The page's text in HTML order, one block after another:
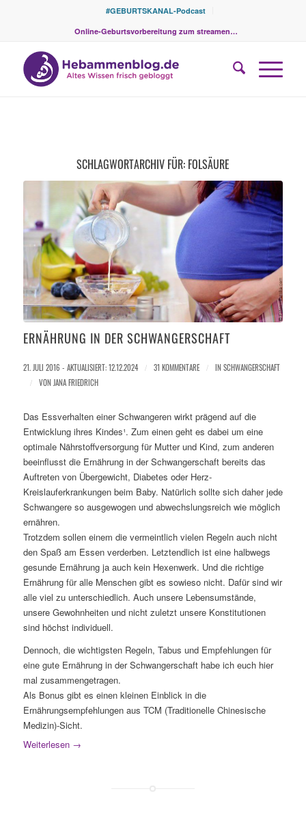
#GEBURTSKANAL-Podcast
Online-Geburtsvorbereitung zum streamen…
SCHLAGWORTARCHIV FÜR: FOLSÄURE
ERNÄHRUNG IN DER SCHWANGERSCHAFT
21. JULI 2016 - AKTUALISIERT: 12.12.2024 / 31 KOMMENTARE / IN SCHWANGERSCHAFT
/
VON JANA FRIEDRICH
Das Essverhalten einer Schwangeren wirkt prägend auf die
Entwicklung ihres Kindes¹. Zum einen geht es dabei um eine
optimale Nährstoffversorgung für Mutter und Kind, zum anderen
beeinflusst die Ernährung in der Schwangerschaft bereits das
Auftreten von Übergewicht, Diabetes oder Herz-
Kreislauferkrankungen beim Baby. Natürlich sollte sich daher jede
Schwangere so ausgewogen und abwechslungsreich wie möglich
ernähren.
Trotzdem sollen einem die vermeintlich vielen Regeln auch nicht
den Spaß am Essen verderben. Letztendlich ist eine halbwegs
gesunde Ernährung ja auch kein Hexenwerk. Und die richtige
Ernährung für alle Menschen gibt es sowieso nicht. Dafür sind wir
alle viel zu unterschiedlich. Auch unsere Lebensumstände,
unsere Gewohnheiten und nicht zuletzt unsere Konstitutionen
sind höchst individuell.
Dennoch, die wichtigsten Regeln, Tabus und Empfehlungen für
eine gute Ernährung in der Schwangerschaft habe ich euch hier
mal zusammengetragen.
Als Bonus gibt es einen kleinen Einblick in die
Ernährungsempfehlungen aus TCM (Traditionelle Chinesische
Medizin)-Sicht.
Weiterlesen→